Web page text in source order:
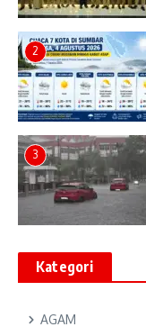
2
3
Kategori
AGAM